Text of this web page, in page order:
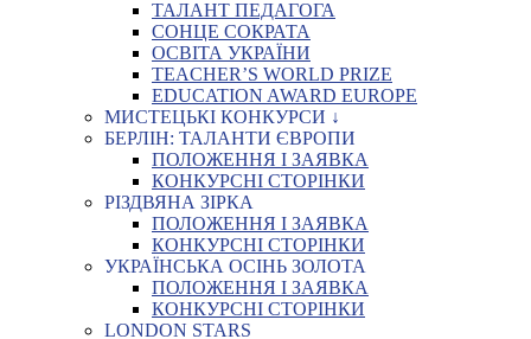
ТАЛАНТ ПЕДАГОГА
СОНЦЕ СОКРАТА
ОСВІТА УКРАЇНИ
TEACHER’S WORLD PRIZE
EDUCATION AWARD EUROPE
МИСТЕЦЬКІ КОНКУРСИ ↓
БЕРЛІН: ТАЛАНТИ ЄВРОПИ
ПОЛОЖЕННЯ І ЗАЯВКА
КОНКУРСНІ СТОРІНКИ
РІЗДВЯНА ЗІРКА
ПОЛОЖЕННЯ І ЗАЯВКА
КОНКУРСНІ СТОРІНКИ
УКРАЇНСЬКА ОСІНЬ ЗОЛОТА
ПОЛОЖЕННЯ І ЗАЯВКА
КОНКУРСНІ СТОРІНКИ
LONDON STARS